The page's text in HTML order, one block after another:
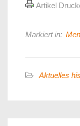
Artikel
Markiert in:
Aktuelles